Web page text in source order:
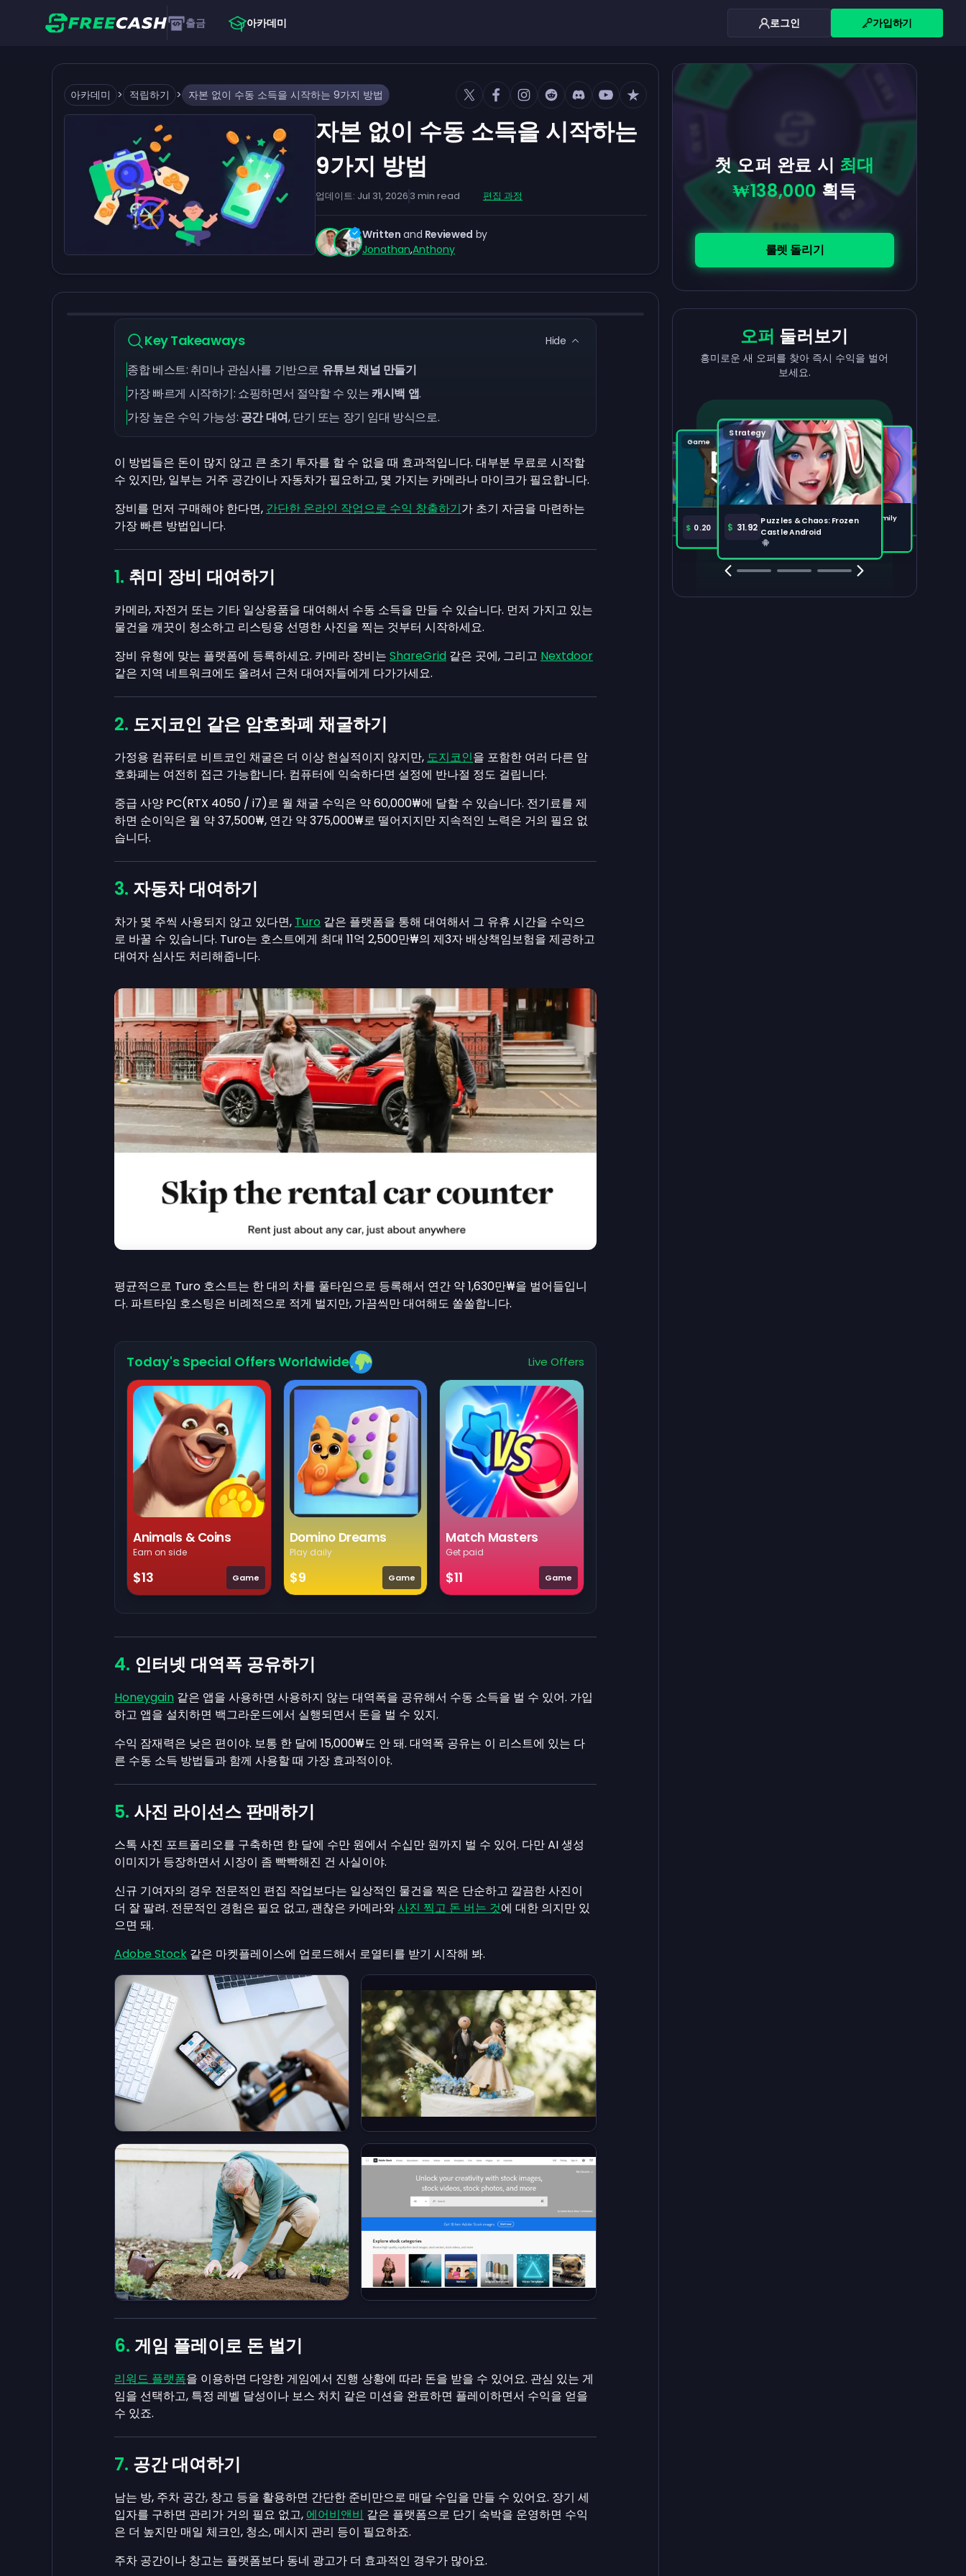
출금 아카데미 로그인 가입하기
아카데미 > 적립하기 > 자본 없이 수동 소득을 시작하는 9가지 방법
자본 없이 수동 소득을 시작하는
9가지 방법
업데이트: Jul 31, 2026 3 min read 편집 과정
Written and Reviewed by
Jonathan,Anthony
Key Takeaways Hide
종합 베스트: 취미나 관심사를 기반으로 유튜브 채널 만들기
가장 빠르게 시작하기: 쇼핑하면서 절약할 수 있는캐시백 앱.
가장 높은 수익 가능성: 공간 대여, 단기 또는 장기 임대 방식으로.
이 방법들은 돈이 많지 않고 큰 초기 투자를 할 수 없을 때 효과적입니다. 대부분 무료로 시작할
수 있지만, 일부는 거주 공간이나 자동차가 필요하고, 몇 가지는 카메라나 마이크가 필요합니다.
장비를 먼저 구매해야 한다면, 간단한 온라인 작업으로 수익 창출하기가 초기 자금을 마련하는
가장 빠른 방법입니다.
취미 장비 대여하기
카메라, 자전거 또는 기타 일상용품을 대여해서 수동 소득을 만들 수 있습니다. 먼저 가지고 있는
물건을 깨끗이 청소하고 리스팅용 선명한 사진을 찍는 것부터 시작하세요.
장비 유형에 맞는 플랫폼에 등록하세요. 카메라 장비는 ShareGrid 같은 곳에, 그리고 Nextdoor
같은 지역 네트워크에도 올려서 근처 대여자들에게 다가가세요.
도지코인 같은 암호화폐 채굴하기
가정용 컴퓨터로 비트코인 채굴은 더 이상 현실적이지 않지만, 도지코인을 포함한 여러 다른 암
호화폐는 여전히 접근 가능합니다. 컴퓨터에 익숙하다면 설정에 반나절 정도 걸립니다.
중급 사양 PC(RTX 4050 / i7)로 월 채굴 수익은 약60,000₩에 달할 수 있습니다. 전기료를 제
하면 순이익은 월 약37,500₩, 연간 약375,000₩로 떨어지지만 지속적인 노력은 거의 필요 없
습니다.
자동차 대여하기
차가 몇 주씩 사용되지 않고 있다면, Turo 같은 플랫폼을 통해 대여해서 그 유휴 시간을 수익으
로 바꿀 수 있습니다. Turo는 호스트에게 최대 11억 2,500만₩의 제3자 배상책임보험을 제공하고
대여자 심사도 처리해줍니다.
평균적으로 Turo 호스트는 한 대의 차를 풀타임으로 등록해서 연간 약1,630만₩을 벌어들입니
다. 파트타임 호스팅은 비례적으로 적게 벌지만, 가끔씩만 대여해도 쏠쏠합니다.
Today's Special Offers Worldwide Live Offers
Animals & Coins
Earn on side
$13 Game
Domino Dreams
Play daily
$9 Game
Match Masters
Get paid
$11 Game
인터넷 대역폭 공유하기
Honeygain 같은 앱을 사용하면 사용하지 않는 대역폭을 공유해서 수동 소득을 벌 수 있어. 가입
하고 앱을 설치하면 백그라운드에서 실행되면서 돈을 벌 수 있지.
수익 잠재력은 낮은 편이야. 보통 한 달에 15,000₩도 안 돼. 대역폭 공유는 이 리스트에 있는 다
른 수동 소득 방법들과 함께 사용할 때 가장 효과적이야.
사진 라이선스 판매하기
스톡 사진 포트폴리오를 구축하면 한 달에 수만 원에서 수십만 원까지 벌 수 있어. 다만 AI 생성
이미지가 등장하면서 시장이 좀 빡빡해진 건 사실이야.
신규 기여자의 경우 전문적인 편집 작업보다는 일상적인 물건을 찍은 단순하고 깔끔한 사진이
더 잘 팔려. 전문적인 경험은 필요 없고, 괜찮은 카메라와사진 찍고 돈 버는 것에 대한 의지만 있
으면 돼.
Adobe Stock 같은 마켓플레이스에 업로드해서 로열티를 받기 시작해 봐.
게임 플레이로 돈 벌기
리워드 플랫폼을 이용하면 다양한 게임에서 진행 상황에 따라 돈을 받을 수 있어요. 관심 있는 게
임을 선택하고, 특정 레벨 달성이나 보스 처치 같은 미션을 완료하면 플레이하면서 수익을 얻을
수 있죠.
공간 대여하기
남는 방, 주차 공간, 창고 등을 활용하면 간단한 준비만으로 매달 수입을 만들 수 있어요. 장기 세
입자를 구하면 관리가 거의 필요 없고, 에어비앤비 같은 플랫폼으로 단기 숙박을 운영하면 수익
은 더 높지만 매일 체크인, 청소, 메시지 관리 등이 필요하죠.
주차 공간이나 창고는 플랫폼보다 동네 광고가 더 효과적인 경우가 많아요.
첫 오퍼 완료 시 최대
₩138,000획득
룰렛 돌리기
$100
$5.00
$5.00
$0.10 $5.00
$0.10
오퍼 둘러보기
흥미로운 새 오퍼를 찾아 즉시 수익을 벌어
보세요.
Tabletop
$ 36.02 Bingo Dice iOS
Puzzle
$ 30.00Merge Help: Warm Family
Android
Strategy
$ 31.92 Puzzles & Chaos: Frozen
Castle Android
Game
$ 0.20 Amazon Prime
Game
36.97
리워드받기
태스크를 완료하고 잔액이 늘어나는 걸
지켜보세요.
100,000
주요 오퍼 전체 보기
Clash Royale
현금으로출금
수익을 빠르고 간편하게 현금화하세요.